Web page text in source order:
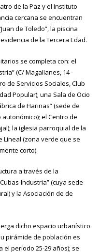
de la Paz y el Instituto
cercana se encuentran
de Toledo”, la piscina
de la Tercera Edad.
se completa con: el
(C/ Magallanes, 14 -
de Servicios Sociales, Club
Popular); una Sala de Ocio
de Harinas” (sede de
el Centro de
la iglesia parroquial de la
Lineal (zona verde que se
corto).
a través de la
Industria” (cuya sede
y la Asociación de de
dicho espacio urbanístico
pirámide de población es
período 25-29 años); se